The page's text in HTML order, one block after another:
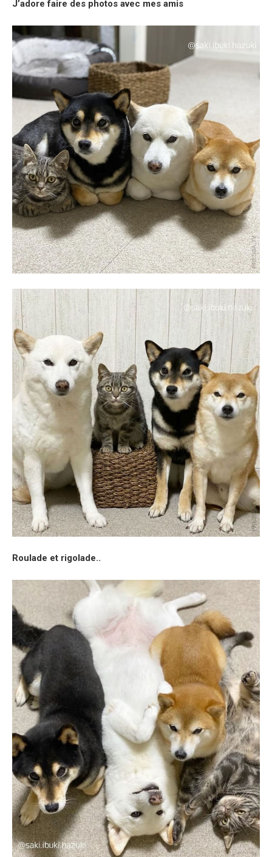
J’adore faire des photos avec mes amis
Roulade et rigolade..